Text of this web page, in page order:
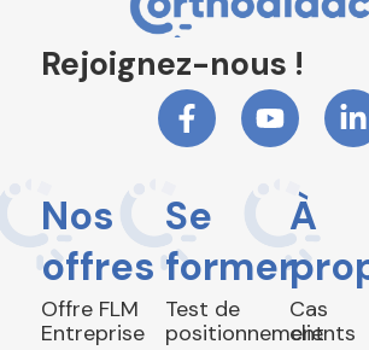
Rejoignez-nous !
Nos
offres
Offre FLM
Entreprise
Se
former
Test de
positionnement
À
Cas
clients